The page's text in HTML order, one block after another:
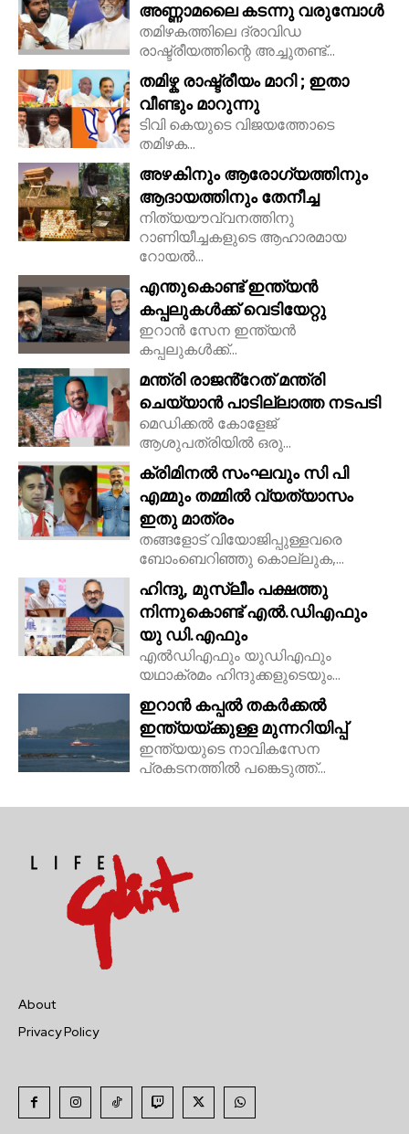
അണ്ണാമലൈ കടന്നു വരുമ്പോൾ
തമിഴകത്തിലെ ദ്രാവിഡ
രാഷ്ട്രീയത്തിന്റെ അച്ചുതണ്ട്...
തമിഴ്ക രാഷ്ട്രീയം മാറി ; ഇതാ
വീണ്ടും മാറുന്നു
ടിവി കെയുടെ വിജയത്തോടെ
തമിഴക...
അഴകിനും ആരോഗ്യത്തിനും
ആദായത്തിനും തേനീച്ച
നിത്യയൗവ്വനത്തിനു
റാണിയീച്ചകളുടെ ആഹാരമായ
റോയല്‍...
എന്തുകൊണ്ട് ഇന്ത്യൻ
കപ്പലുകൾക്ക് വെടിയേറ്റു
ഇറാൻ സേന ഇന്ത്യൻ
കപ്പലുകൾക്ക്...
മന്ത്രി രാജൻ്റേത് മന്ത്രി
ചെയ്യാൻ പാടില്ലാത്ത നടപടി
മെഡിക്കൽ കോളേജ്
ആശുപത്രിയിൽ ഒരു...
ക്രിമിനൽ സംഘവും സി പി
എമ്മും തമ്മിൽ വ്യത്യാസം
ഇതു മാത്രം
തങ്ങളോട് വിയോജിപ്പുള്ളവരെ
ബോംബെറിഞ്ഞു കൊല്ലുക,...
ഹിന്ദു, മുസ്ലീം പക്ഷത്തു
നിന്നുകൊണ്ട് എൽ.ഡിഎഫും
യു ഡി.എഫും
എൽഡിഎഫും യുഡിഎഫും
യഥാക്രമം ഹിന്ദുക്കളുടെയും...
ഇറാൻ കപ്പൽ തകർക്കൽ
ഇന്ത്യയ്ക്കുള്ള മുന്നറിയിപ്പ്
ഇന്ത്യയുടെ നാവികസേന
പ്രകടനത്തിൽ പങ്കെടുത്ത്...
About
Privacy Policy